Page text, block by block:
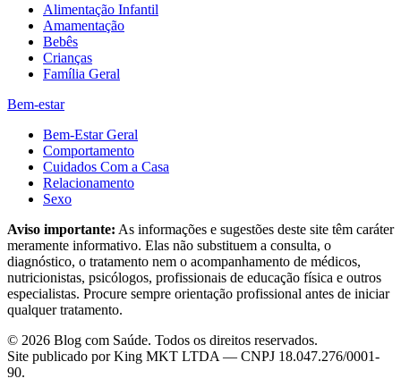
Alimentação Infantil
Amamentação
Bebês
Crianças
Família Geral
Bem-estar
Bem-Estar Geral
Comportamento
Cuidados Com a Casa
Relacionamento
Sexo
Aviso importante: As informações e sugestões deste site têm caráter
meramente informativo. Elas não substituem a consulta, o
diagnóstico, o tratamento nem o acompanhamento de médicos,
nutricionistas, psicólogos, profissionais de educação física e outros
especialistas. Procure sempre orientação profissional antes de iniciar
qualquer tratamento.
© 2026 Blog com Saúde. Todos os direitos reservados.
Site publicado por King MKT LTDA — CNPJ 18.047.276/0001-
90.